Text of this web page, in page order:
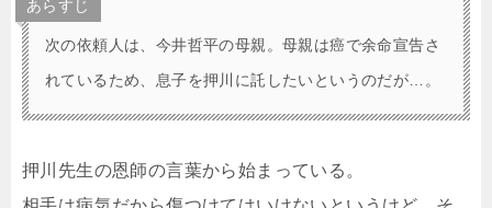
あらすじ
次の依頼人は、今井哲平の母親。母親は癌で余命宣告さ
れているため、息子を押川に託したいというのだが…。
押川先生の恩師の言葉から始まっている。